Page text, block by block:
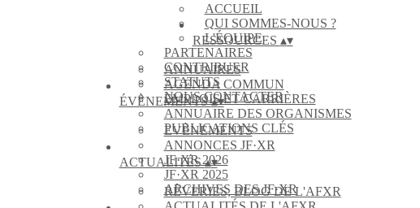
ACCUEIL
QUI SOMMES-NOUS ?
L'ÉQUIPE
PARTENAIRES
CONTRIBUER
STATUTS
NOUS CONTACTER
RESSOURCES ▴▾
ANNUAIRES
AGENDA COMMUN
EMPLOIS ET CARRIÈRES
ANNUAIRE DES ORGANISMES
PUBLICATIONS CLÉS
ÉVÈNEMENTS▴▾
EVÈNEMENTS
ANNONCES JF·XR
JF·XR 2026
JF·XR 2025
ARCHIVES DES JF·XR
ACTUALITÉS▴▾
RÊVERIES, BLOG DE L'AFXR